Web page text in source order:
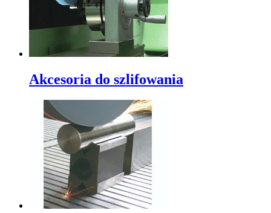
Akcesoria do szlifowania